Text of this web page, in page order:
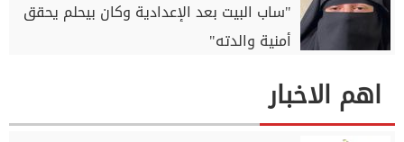
"ساب البيت بعد الإعدادية وكان بيحلم يحقق
أمنية والدته"
اهم الاخبار